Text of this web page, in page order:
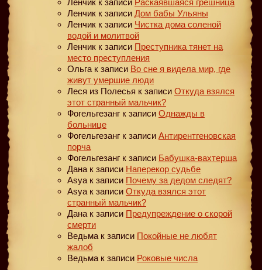
Ленчик к записи Дом бабы Ульяны
Ленчик к записи Чистка дома соленой
водой и молитвой
Ленчик к записи Преступника тянет на
место преступления
Ольга к записи Во сне я видела мир, где
живут умершие люди
Леся из Полесья к записи Откуда взялся
этот странный мальчик?
Фогельгезанг к записи Однажды в
больнице
Фогельгезанг к записи Антирентгеновская
порча
Фогельгезанг к записи Бабушка-вахтерша
Дана к записи Наперекор судьбе
Asya к записи Почему за дедом следят?
Asya к записи Откуда взялся этот
странный мальчик?
Дана к записи Предупреждение о скорой
смерти
Ведьма к записи Покойные не любят
жалоб
Ведьма к записи Роковые числа